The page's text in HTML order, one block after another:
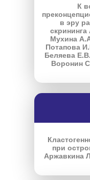
К
в эру
Мухина
Потапова
Беляева
Воронин
при
Аржавкина